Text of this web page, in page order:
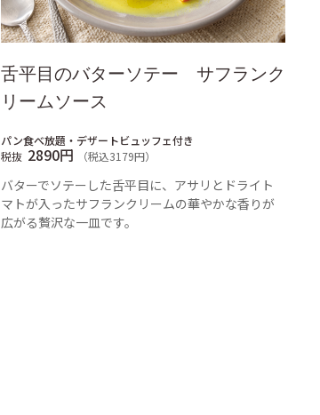
舌平目のバターソテー サフランク
リームソース
パン食べ放題・デザートビュッフェ付き
税抜 2890円 （税込3179円）
バターでソテーした舌平目に、アサリとドライト
マトが入ったサフランクリームの華やかな香りが
広がる贅沢な一皿です。